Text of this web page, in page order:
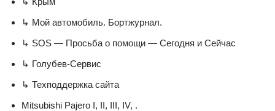
↳ Мой автомобиль. Бортжурнал.
↳ SOS — Просьба о помощи — Сегодня и Сейчас
↳ Голубев-Сервис
↳ Техподдержка сайта
Mitsubishi Pajero I, II, III, IV, .